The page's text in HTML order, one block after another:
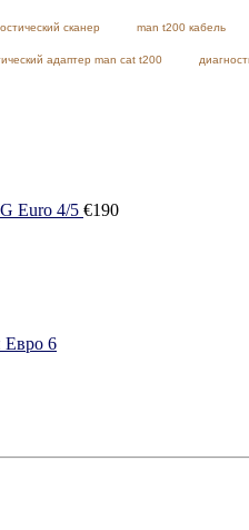
сканер man t200 кабель
адаптер man cat t200
Euro 4/5 €190
Евро 6